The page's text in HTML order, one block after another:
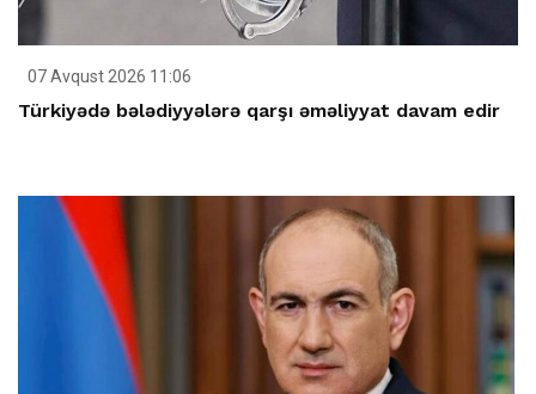
07 Avqust 2026 11:06
Türkiyədə bələdiyyələrə qarşı əməliyyat davam edir